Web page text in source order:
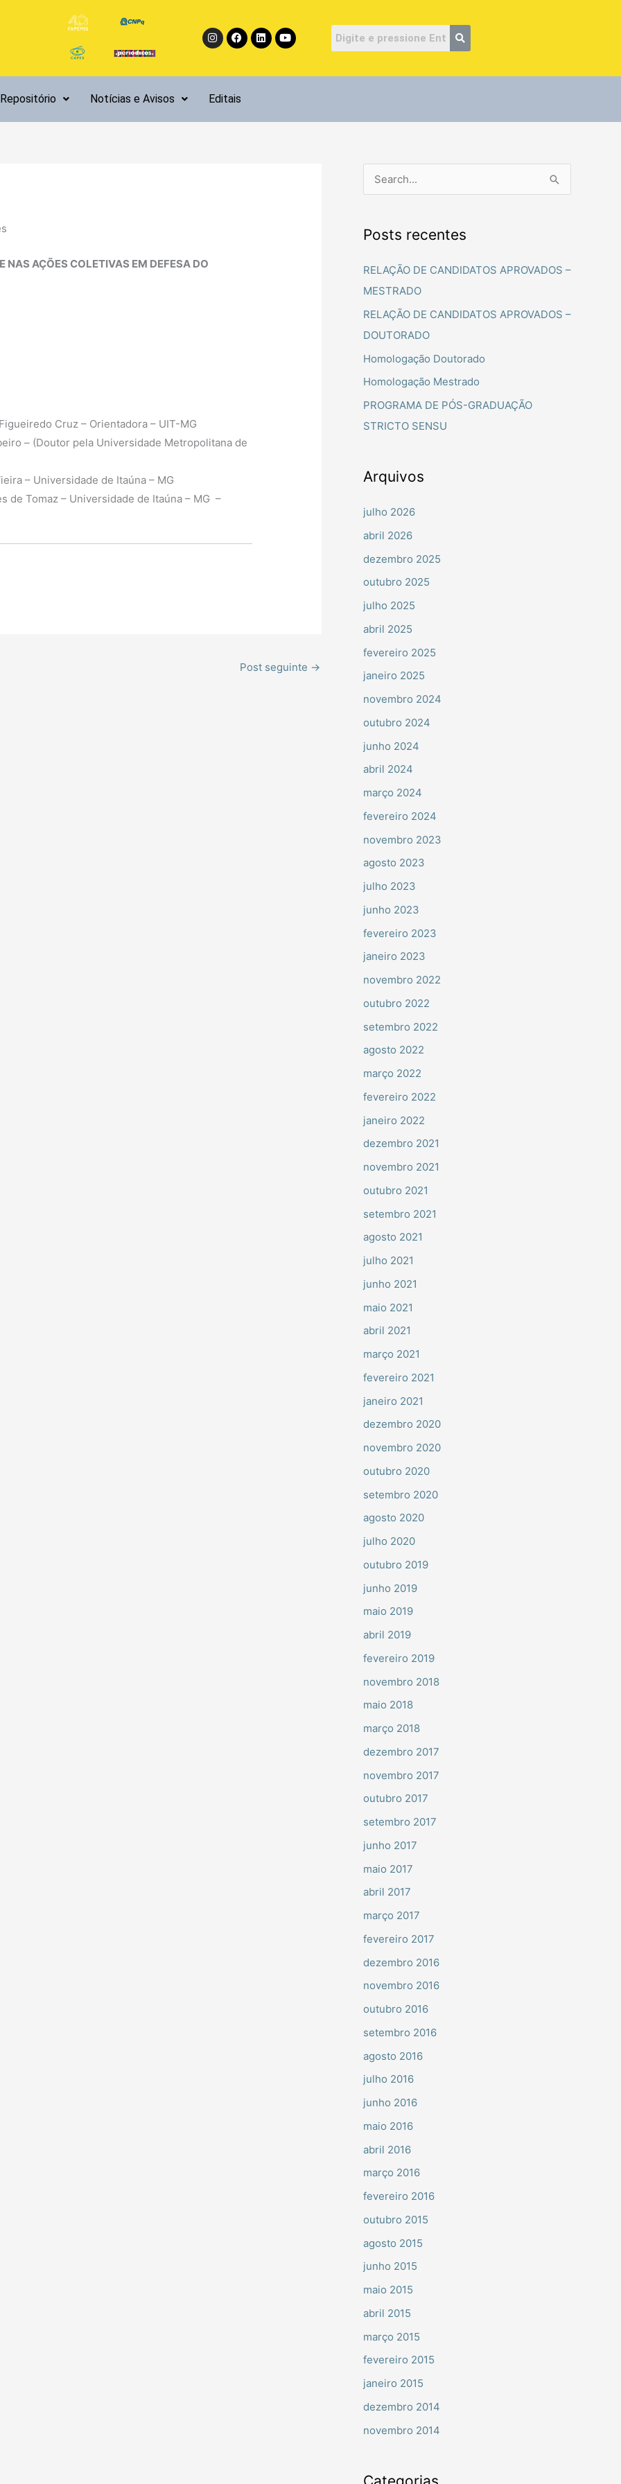
InstagramFacebook
LinkedinYoutube
Repositório Notícias e Avisos Editais
NAS AÇÕES COLETIVAS EM DEFESA DO
Cruz – Orientadora – UIT-MG
– (Doutor pela Universidade Metropolitana de
– Universidade de Itaúna – MG
de Tomaz – Universidade de Itaúna – MG –
Post seguinte →
q
u
i
o
r
:
Posts recentes
RELAÇÃO DE CANDIDATOS APROVADOS –
MESTRADO
RELAÇÃO DE CANDIDATOS APROVADOS –
DOUTORADO
Homologação Doutorado
Homologação Mestrado
PROGRAMA DE PÓS-GRADUAÇÃO
STRICTO SENSU
Arquivos
julho 2026
abril 2026
dezembro 2025
outubro 2025
julho 2025
abril 2025
fevereiro 2025
janeiro 2025
novembro 2024
outubro 2024
junho 2024
abril 2024
março 2024
fevereiro 2024
novembro 2023
agosto 2023
julho 2023
junho 2023
fevereiro 2023
janeiro 2023
novembro 2022
outubro 2022
setembro 2022
agosto 2022
março 2022
fevereiro 2022
janeiro 2022
dezembro 2021
novembro 2021
outubro 2021
setembro 2021
agosto 2021
julho 2021
junho 2021
maio 2021
abril 2021
março 2021
fevereiro 2021
janeiro 2021
dezembro 2020
novembro 2020
outubro 2020
setembro 2020
agosto 2020
julho 2020
outubro 2019
junho 2019
maio 2019
abril 2019
fevereiro 2019
novembro 2018
maio 2018
março 2018
dezembro 2017
novembro 2017
outubro 2017
setembro 2017
junho 2017
maio 2017
abril 2017
março 2017
fevereiro 2017
dezembro 2016
novembro 2016
outubro 2016
setembro 2016
agosto 2016
julho 2016
junho 2016
maio 2016
abril 2016
março 2016
fevereiro 2016
outubro 2015
agosto 2015
junho 2015
maio 2015
abril 2015
março 2015
fevereiro 2015
janeiro 2015
dezembro 2014
novembro 2014